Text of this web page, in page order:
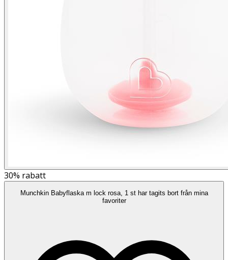
30% rabatt
Munchkin Babyflaska m lock rosa, 1 st har tagits bort från mina
favoriter